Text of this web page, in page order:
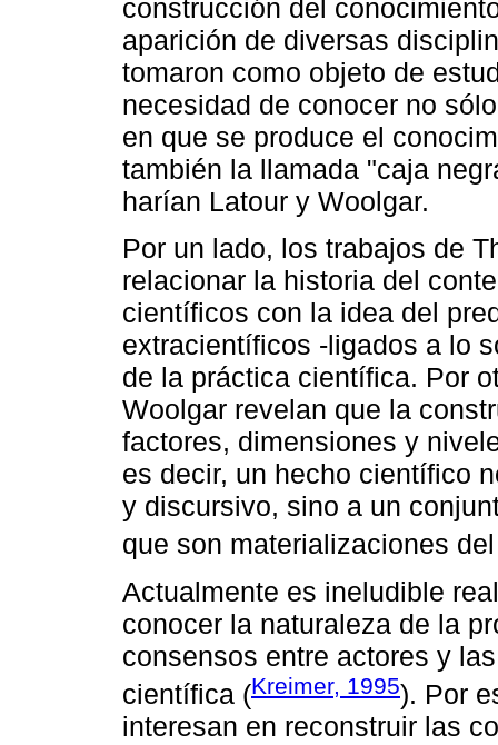
construcción del
aparición de diversas
tomaron como objeto de
necesidad de conocer no
en que se produce el
también la llamada "caja
harían Latour y Woolgar.
Por un lado, los trabajos de
relacionar la historia del
científicos con la idea del
extracientíficos -ligados a lo
de la práctica científica. Por
Woolgar revelan que la
factores, dimensiones y
es decir, un hecho científico
y discursivo, sino a un
que son materializaciones
Actualmente es ineludible
conocer la naturaleza de la
consensos entre actores y
científica (Kreimer, 1995). Por
interesan en reconstruir las